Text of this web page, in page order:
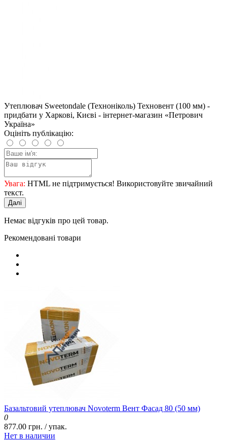
Утеплювач Sweetondale (Техноніколь) Техновент (100 мм) -
придбати у Харкові, Києві - інтернет-магазин «Петрович
Україна»
Оцініть публікацію:
Увага: HTML не підтримується! Використовуйте звичайний
текст.
Далі
Немає відгуків про цей товар.
Рекомендовані товари
Базальтовий утеплювач Novoterm Вент Фасад 80 (50 мм)
0
877.00 грн. / упак.
Нет в наличии